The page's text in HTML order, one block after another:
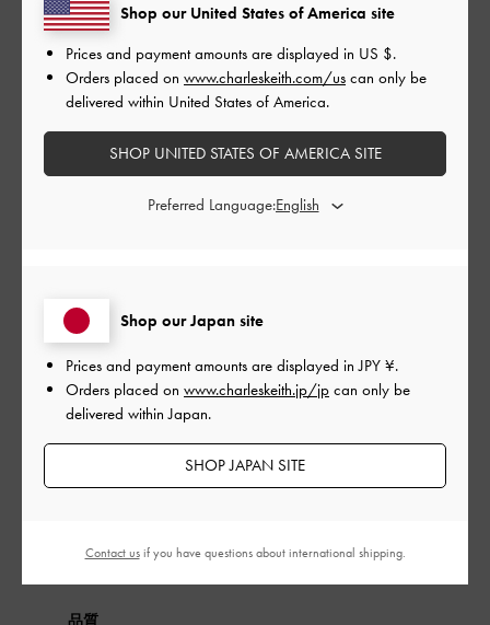
とてもよかった
もっと見る
このレビューは役に立ちましたか？
wbiさんのレビュー
デザインはシンプルで良い。ソール素材も歩きやすいですが、
歩く時ファスナーが足ももに少し擦れるのは少しマイナス点で
す。なので絆創膏を貼ってから履いてます。
サイズ: 37/23.5cm |カラー: ブラック系
品質
Shop our Japan site
Prices and payment amounts are displayed inJPY ¥.
Orders placed on www.charleskeith.jp/jp can only be
delivered within Japan.
SHOP JAPAN SITE
Shop our United States of America site
Prices and payment amounts are displayed in US $.
Orders placed on www.charleskeith.com/us can only be
delivered within United States of America.
SHOP UNITED STATES OF AMERICA SITE
Preferred Language:
Contact usif you have questions about international shipping.